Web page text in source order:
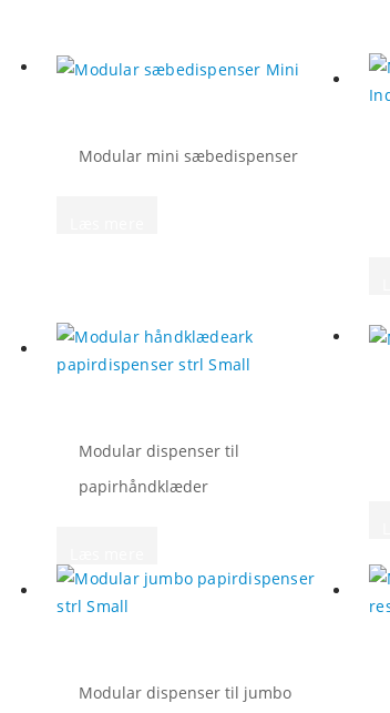
Modular mini sæbedispenser
Modular dispenser til
papirhåndklæder
Modular dispenser til jumbo